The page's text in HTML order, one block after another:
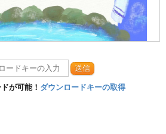
送信
が可能！ ダウンロードキーの取得